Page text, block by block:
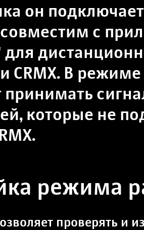
он
совместим с
для
CRMX. В
принимать
которые не
режима
проверять и